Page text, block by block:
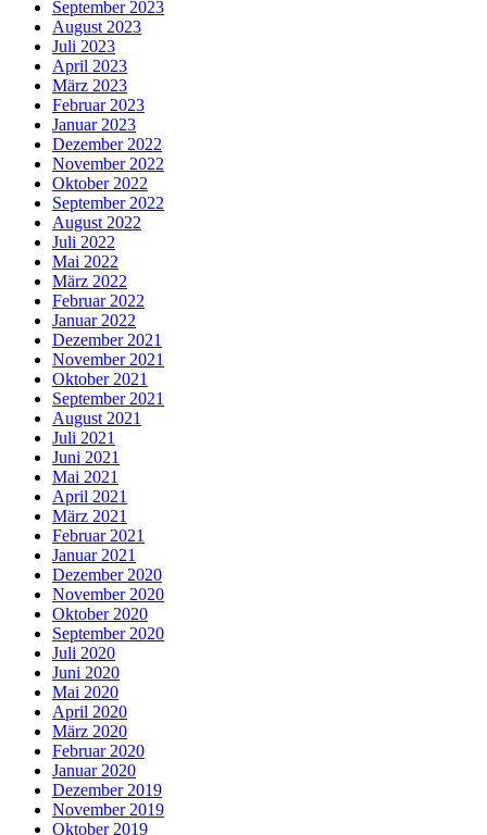
September 2023
August 2023
Juli 2023
April 2023
März 2023
Februar 2023
Januar 2023
Dezember 2022
November 2022
Oktober 2022
September 2022
August 2022
Juli 2022
Mai 2022
März 2022
Februar 2022
Januar 2022
Dezember 2021
November 2021
Oktober 2021
September 2021
August 2021
Juli 2021
Juni 2021
Mai 2021
April 2021
März 2021
Februar 2021
Januar 2021
Dezember 2020
November 2020
Oktober 2020
September 2020
Juli 2020
Juni 2020
Mai 2020
April 2020
März 2020
Februar 2020
Januar 2020
Dezember 2019
November 2019
Oktober 2019